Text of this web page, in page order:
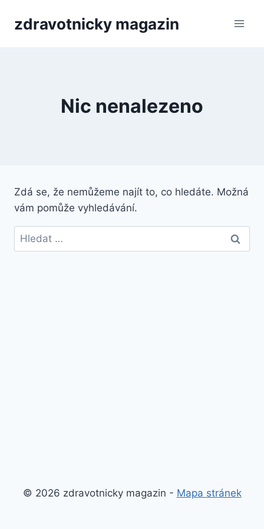
zdravotnicky magazin
Nic nenalezeno
Zdá se, že nemůžeme najít to, co hledáte. Možná
vám pomůže vyhledávání.
Vyhledávání
© 2026 zdravotnicky magazin - Mapa stránek